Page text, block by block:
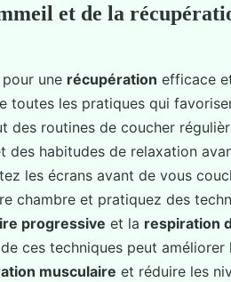
et de la
une récupération efficace
toutes les pratiques qui
des routines de coucher
habitudes de relaxation
les écrans avant de vous
chambre et pratiquez des
progressive et la respiration
ces techniques peut
musculaire et réduire les